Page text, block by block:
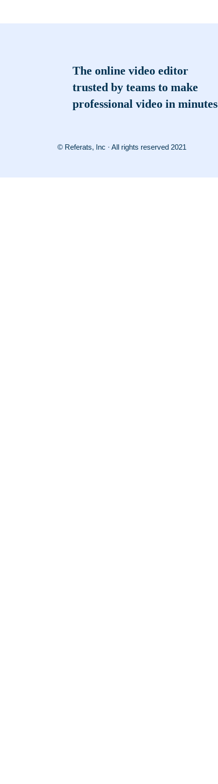
The online video editor
trusted by teams to make
professional video in minutes
© Referats, Inc · All rights reserved 2021